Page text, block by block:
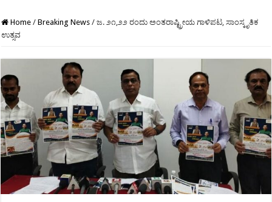
Home / Breaking News / ಜ. ೨೧,೨೨ ರಂದು ಅಂತರಾಷ್ಟ್ರೀಯ ಗಾಳಿಪಟ, ಸಾಂಸ್ಕೃತಿಕ
ಉತ್ಸವ